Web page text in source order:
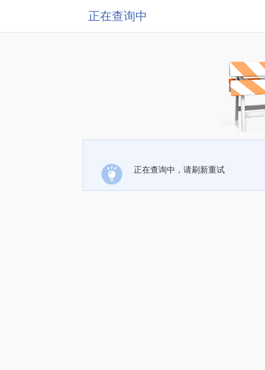
正在查询中
正在查询中，请刷新重试